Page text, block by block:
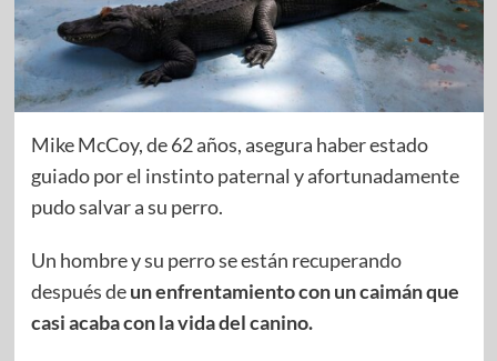
Mike McCoy, de 62 años, asegura haber estado
guiado por el instinto paternal y afortunadamente
pudo salvar a su perro.
Un hombre y su perro se están recuperando
después deun enfrentamiento con un caimán que
casi acaba con la vida del canino.